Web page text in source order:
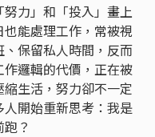
力」和「投入」畫上
能處理工作，常被視
保留私人時間，反而
邏輯的代價，正在被
生活，努力卻不一定
開始重新思考：我是
？